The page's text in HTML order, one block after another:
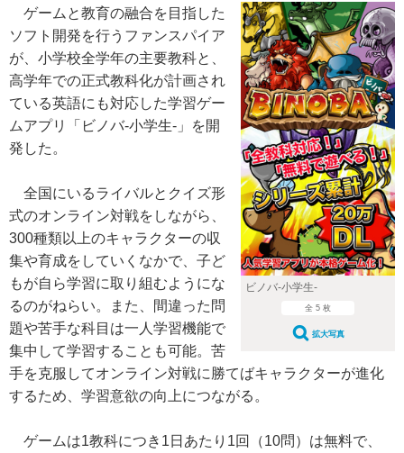
ビノバ-小学生-
全 5 枚
拡大写真
ゲームと教育の融合を目指した
ソフト開発を行うファンスパイア
が、小学校全学年の主要教科と、
高学年での正式教科化が計画され
ている英語にも対応した学習ゲー
ムアプリ「ビノバ-小学生-」を開
発した。
全国にいるライバルとクイズ形
式のオンライン対戦をしながら、
300種類以上のキャラクターの収
集や育成をしていくなかで、子ど
もが自ら学習に取り組むようにな
るのがねらい。また、間違った問
題や苦手な科目は一人学習機能で
集中して学習することも可能。苦
手を克服してオンライン対戦に勝てばキャラクターが進化
するため、学習意欲の向上につながる。
ゲームは1教科につき1日あたり1回（10問）は無料で、